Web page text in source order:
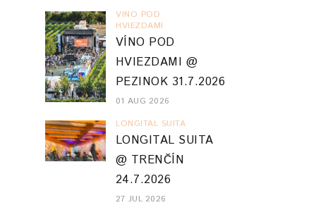
VINO POD
HVIEZDAMI
VÍNO POD
HVIEZDAMI @
PEZINOK 31.7.2026
01 AUG 2026
LONGITAL SUITA
LONGITAL SUITA
@ TRENČÍN
24.7.2026
27 JUL 2026